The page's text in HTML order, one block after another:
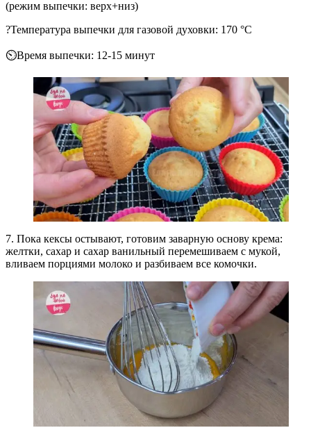
(режим выпечки: верх+низ)
?Температура выпечки для газовой духовки: 170 °C
⏲Время выпечки: 12-15 минут
7. Пока кексы остывают, готовим заварную основу крема:
желтки, сахар и сахар ванильный перемешиваем с мукой,
вливаем порциями молоко и разбиваем все комочки.